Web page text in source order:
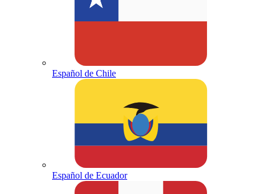
Español de Chile
Español de Ecuador